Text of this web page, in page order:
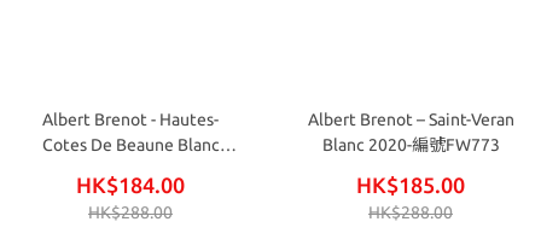
Albert Brenot - Hautes-
Cotes De Beaune Blanc
HK$184.00
HK$288.00
Albert Brenot – Saint-Veran
Blanc 2020-編號FW773
HK$185.00
HK$288.00